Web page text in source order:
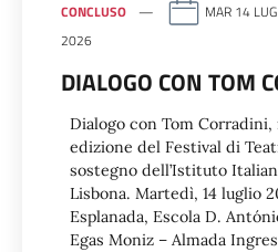
CONCLUSO MAR 14
2026
DIALOGO CON TOM
Dialogo con Tom Corradini,
edizione del Festival di
sostegno dell’Istituto
Lisbona. Martedì, 14 luglio
Esplanada, Escola D.
Egas Moniz – Almada